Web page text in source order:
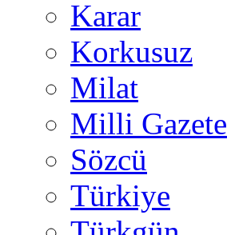
Karar
Korkusuz
Milat
Milli Gazete
Sözcü
Türkiye